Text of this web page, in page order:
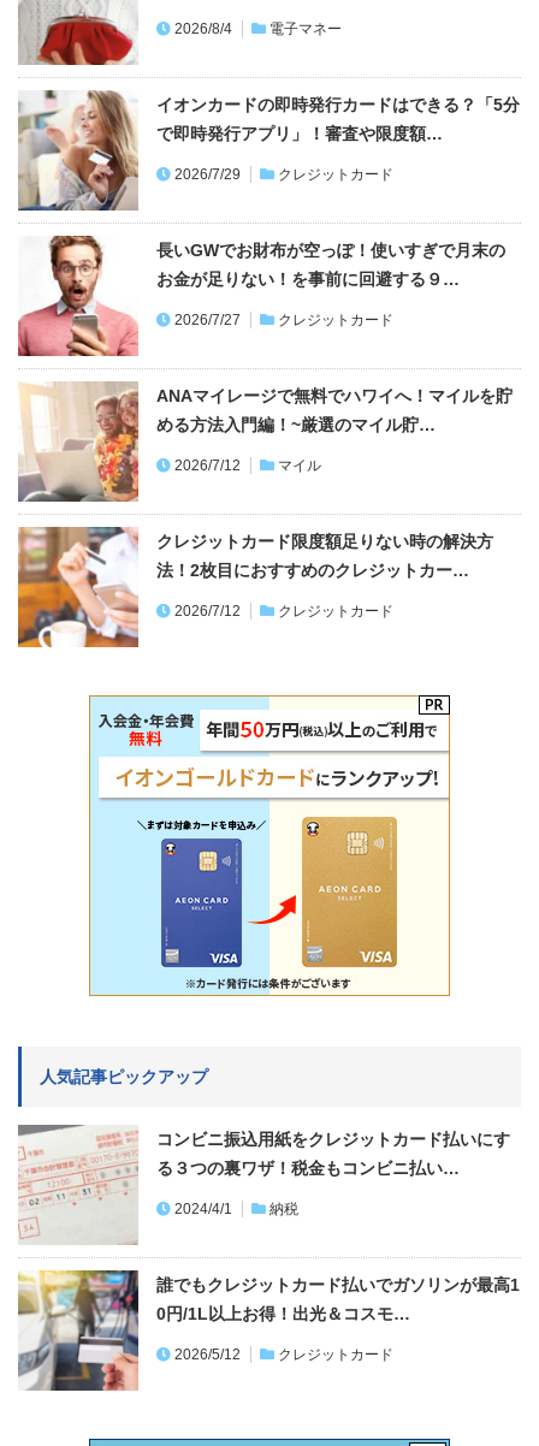
2026/8/4 電子マネー
イオンカードの即時発行カードはできる？「5分
で即時発行アプリ」！審査や限度額…
2026/7/29 クレジットカード
長いGWでお財布が空っぽ！使いすぎで月末の
お金が足りない！を事前に回避する９…
2026/7/27 クレジットカード
ANAマイレージで無料でハワイへ！マイルを貯
める方法入門編！~厳選のマイル貯…
2026/7/12 マイル
クレジットカード限度額足りない時の解決方
法！2枚目におすすめのクレジットカー…
2026/7/12 クレジットカード
人気記事ピックアップ
コンビニ振込用紙をクレジットカード払いにす
る３つの裏ワザ！税金もコンビニ払い…
2024/4/1 納税
誰でもクレジットカード払いでガソリンが最高1
0円/1L以上お得！出光＆コスモ…
2026/5/12 クレジットカード